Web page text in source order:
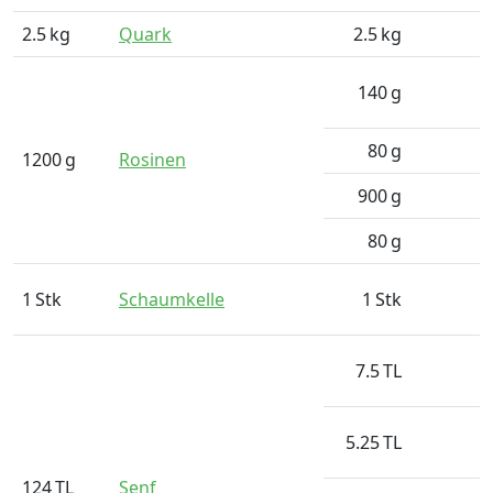
2.5kg Quark 2.5kg
1200g Rosinen
140g
80g
900g
80g
1 Stk Schaumkelle 1 Stk
124TL Senf
7.5TL
5.25TL